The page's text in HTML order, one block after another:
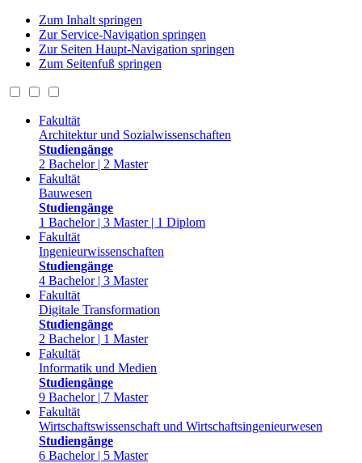
Zum Inhalt springen
Zur Service-Navigation springen
Zur Seiten Haupt-Navigation springen
Zum Seitenfuß springen
Fakultät
Architektur und Sozialwissenschaften
Studiengänge
2 Bachelor | 2 Master
Fakultät
Bauwesen
Studiengänge
1 Bachelor | 3 Master | 1 Diplom
Fakultät
Ingenieurwissenschaften
Studiengänge
4 Bachelor | 3 Master
Fakultät
Digitale Transformation
Studiengänge
2 Bachelor | 1 Master
Fakultät
Informatik und Medien
Studiengänge
9 Bachelor | 7 Master
Fakultät
Wirtschaftswissenschaft und Wirtschaftsingenieurwesen
Studiengänge
6 Bachelor | 5 Master